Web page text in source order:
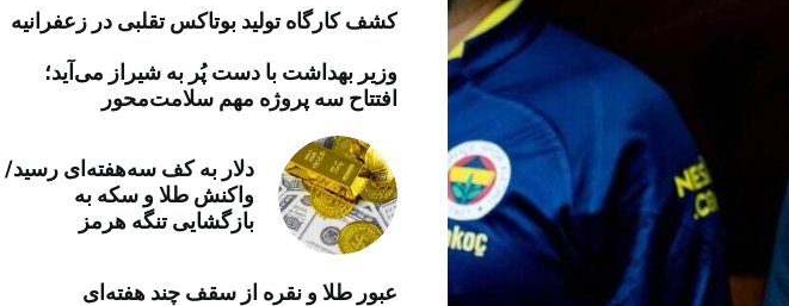
کشف کارگاه تولید بوتاکس تقلبی در زعفرانیه
وزیر بهداشت با دست پُر به شیراز می‌آید؛
افتتاح سه پروژه مهم سلامت‌محور
دلار به کف سه‌هفته‌ای رسید/
واکنش طلا و سکه به
بازگشایی تنگه هرمز
عبور طلا و نقره از سقف چند هفته‌ای